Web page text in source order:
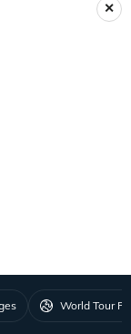
World Tour